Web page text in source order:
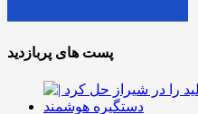
پست های پربازدید